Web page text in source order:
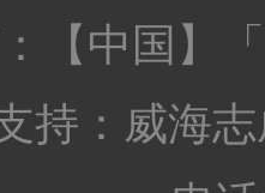
【中国】
持： 威海